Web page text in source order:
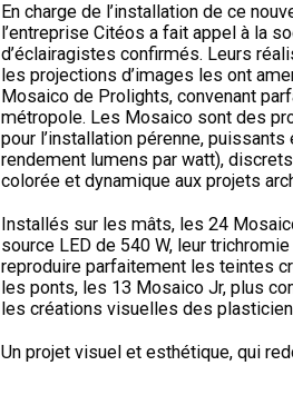
En charge de l’installation de ce
l’entreprise Citéos a fait appel à la
d’éclairagistes confirmés. Leurs
les projections d’images les ont
Mosaico de Prolights, convenant
métropole. Les Mosaico sont des
pour l’installation pérenne,
rendement lumens par watt),
colorée et dynamique aux projets
Installés sur les mâts, les 24
source LED de 540 W, leur
reproduire parfaitement les teintes
les ponts, les 13 Mosaico Jr, plus
les créations visuelles des
Un projet visuel et esthétique, qui